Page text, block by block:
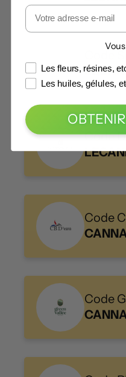
Code
Code
Code
Code
Les fleurs, résines,
Les huiles, gélules,